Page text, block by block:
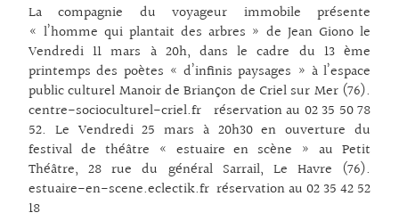
La compagnie du voyageur immobile présente
« l’homme qui plantait des arbres » de Jean Giono le
Vendredi 11 mars à 20h, dans le cadre du 13 ème
printemps des poètes « d’infinis paysages » à l’espace
public culturel Manoir de Briançon de Criel sur Mer (76).
centre-socioculturel-criel.fr réservation au 02 35 50 78
52. Le Vendredi 25 mars à 20h30 en ouverture du
festival de théâtre « estuaire en scène » au Petit
Théâtre, 28 rue du général Sarrail, Le Havre (76).
estuaire-en-scene.eclectik.fr réservation au 02 35 42 52
18